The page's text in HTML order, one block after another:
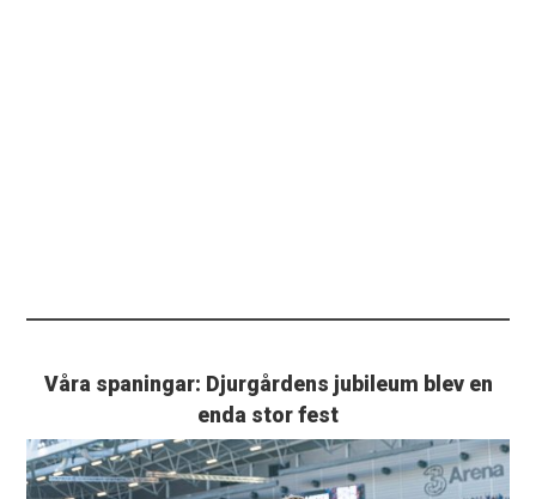
Våra spaningar: Djurgårdens jubileum blev en
enda stor fest